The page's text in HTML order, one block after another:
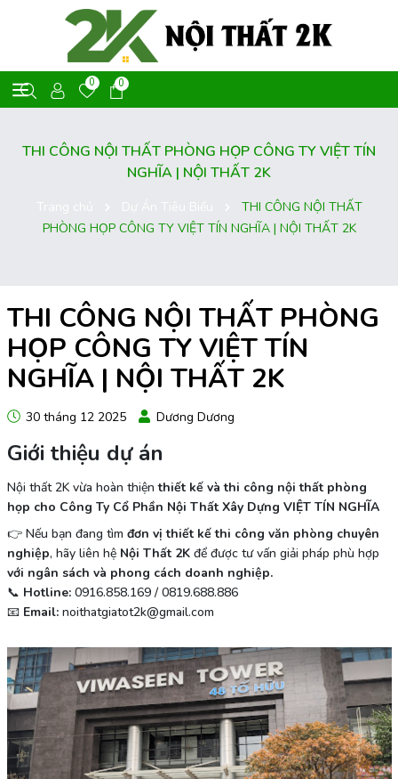
0 0
THI CÔNG NỘI THẤT PHÒNG HỌP CÔNG TY VIỆT TÍN
NGHĨA | NỘI THẤT 2K
THI CÔNG NỘI THẤT
PHÒNG HỌP CÔNG TY VIỆT TÍN NGHĨA | NỘI THẤT 2K
THI CÔNG NỘI THẤT PHÒNG
HỌP CÔNG TY VIỆT TÍN
NGHĨA | NỘI THẤT 2K
30 tháng 12 2025 Dương Dương
Giới thiệu dự án
Nội thất 2K vừa hoàn thiệnthiết kế và thi công nội thất phòng
họp cho Công Ty Cổ Phần Nội Thất Xây Dựng VIỆT TÍN NGHĨA
👉 Nếu bạn đang tìm đơn vị thiết kế thi công văn phòng chuyên
nghiệp, hãy liên hệ Nội Thất 2Kđể được tư vấn giải pháp phù hợp
với ngân sách và phong cách doanh nghiệp.
📞 Hotline: 0916.858.169 / 0819.688.886
📧 Email:noithatgiatot2k@gmail.com